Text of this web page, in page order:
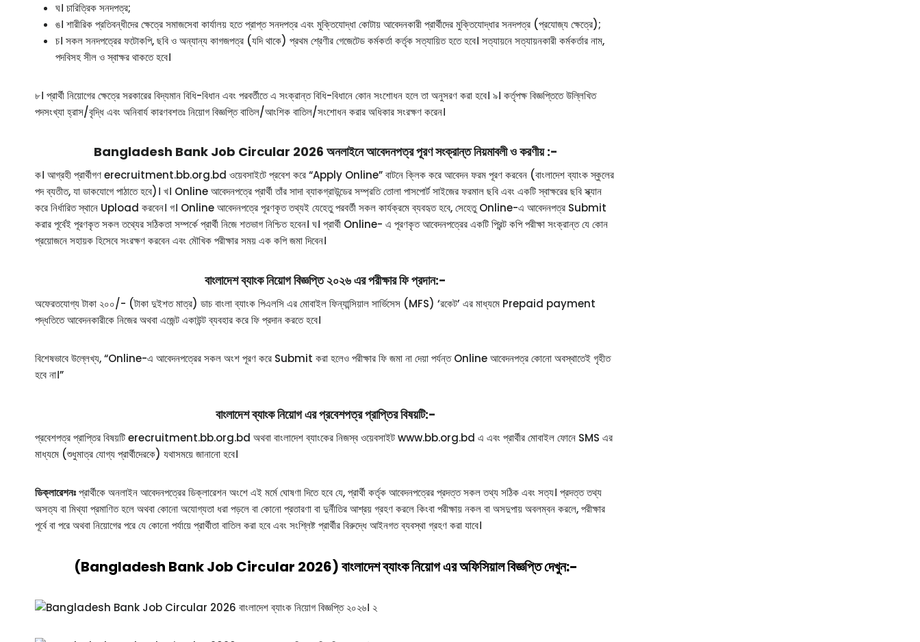
ঘ। চারিত্রিক সনদপত্র;
ঙ। শারীরিক প্রতিবন্ধীদের ক্ষেত্রে সমাজসেবা কার্যালয় হতে প্রাপ্ত সনদপত্র এবং মুক্তিযোদ্ধা কোটায় আবেদনকারী প্রার্থীদের মুক্তিযোদ্ধার সনদপত্র (প্রযোজ্য ক্ষেত্রে);
চ। সকল সনদপত্রের ফটোকপি, ছবি ও অন্যান্য কাগজপত্র (যদি থাকে) প্রথম শ্রেণীর গেজেটেড কর্মকর্তা কর্তৃক সত্যায়িত হতে হবে। সত্যায়নে সত্যায়নকারী কর্মকর্তার নাম,
পদবিসহ সীল ও স্বাক্ষর থাকতে হবে।
৮। প্রার্থী নিয়োগের ক্ষেত্রে সরকারের বিদ্যমান বিধি-বিধান এবং পরবর্তীতে এ সংক্রান্ত বিধি-বিধানে কোন সংশোধন হলে তা অনুসরণ করা হবে। ৯। কর্তৃপক্ষ বিজ্ঞপ্তিতে উল্লিখিত
পদসংখ্যা হ্রাস/বৃদ্ধি এবং অনিবার্য কারণবশতঃ নিয়োগ বিজ্ঞপ্তি বাতিল/আংশিক বাতিল/সংশোধন করার অধিকার সংরক্ষণ করেন।
Bangladesh Bank Job Circular 2026 অনলাইনে আবেদনপত্র পূরণ সংক্রান্ত নিয়মাবলী ও করণীয় :-
ক। আগ্রহী প্রার্থীগণ erecruitment.bb.org.bd ওয়েবসাইটে প্রবেশ করে “Apply Online” বাটনে ক্লিক করে আবেদন ফরম পূরণ করবেন (বাংলাদেশ ব্যাংক স্কুলের
পদ ব্যতীত, যা ডাকযোগে পাঠাতে হবে)। খ। Online আবেদনপত্রে প্রার্থী তাঁর সাদা ব্যাকগ্রাউন্ডের সম্প্রতি তোলা পাসপোর্ট সাইজের ফরমাল ছবি এবং একটি স্বাক্ষরের ছবি স্ক্যান
করে নির্ধারিত স্থানে Upload করবেন। গ। Online আবেদনপত্রে পূরণকৃত তথ্যই যেহেতু পরবর্তী সকল কার্যক্রমে ব্যবহৃত হবে, সেহেতু Online-এ আবেদনপত্র Submit
করার পূর্বেই পূরণকৃত সকল তথ্যের সঠিকতা সম্পর্কে প্রার্থী নিজে শতভাগ নিশ্চিত হবেন। ঘ। প্রার্থী Online- এ পূরণকৃত আবেদনপত্রের একটি প্রিন্ট কপি পরীক্ষা সংক্রান্ত যে কোন
প্রয়োজনে সহায়ক হিসেবে সংরক্ষণ করবেন এবং মৌখিক পরীক্ষার সময় এক কপি জমা দিবেন।
বাংলাদেশ ব্যাংক নিয়োগ বিজ্ঞপ্তি ২০২৬ এর পরীক্ষার ফি প্রদান:-
অফেরতযোগ্য টাকা ২০০/- (টাকা দুইশত মাত্র) ডাচ বাংলা ব্যাংক পিএলসি এর মোবাইল ফিন্যান্সিয়াল সার্ভিসেস (MFS) ‘রকেট’ এর মাধ্যমে Prepaid payment
পদ্ধতিতে আবেদনকারীকে নিজের অথবা এজেন্ট একাউন্ট ব্যবহার করে ফি প্রদান করতে হবে।
বিশেষভাবে উল্লেখ্য, “Online-এ আবেদনপত্রের সকল অংশ পূরণ করে Submit করা হলেও পরীক্ষার ফি জমা না দেয়া পর্যন্ত Online আবেদনপত্র কোনো অবস্থাতেই গৃহীত
হবে না।”
বাংলাদেশ ব্যাংক নিয়োগ এর প্রবেশপত্র প্রাপ্তির বিষয়টি:-
প্রবেশপত্র প্রাপ্তির বিষয়টি erecruitment.bb.org.bd অথবা বাংলাদেশ ব্যাংকের নিজস্ব ওয়েবসাইট www.bb.org.bd এ এবং প্রার্থীর মোবাইল ফোনে SMS এর
মাধ্যমে (শুধুমাত্র যোগ্য প্রার্থীদেরকে) যথাসময়ে জানানো হবে।
ডিক্লারেশনঃপ্রার্থীকে অনলাইন আবেদনপত্রের ডিক্লারেশন অংশে এই মর্মে ঘোষণা দিতে হবে যে, প্রার্থী কর্তৃক আবেদনপত্রের প্রদত্ত সকল তথ্য সঠিক এবং সত্য। প্রদত্ত তথ্য
অসত্য বা মিথ্যা প্রমাণিত হলে অথবা কোনো অযোগ্যতা ধরা পড়লে বা কোনো প্রতারণা বা দুর্নীতির আশ্রয় গ্রহণ করলে কিংবা পরীক্ষায় নকল বা অসদুপায় অবলম্বন করলে, পরীক্ষার
পূর্বে বা পরে অথবা নিয়োগের পরে যে কোনো পর্যায়ে প্রার্থীতা বাতিল করা হবে এবং সংশ্লিষ্ট প্রার্থীর বিরুদ্ধে আইনগত ব্যবস্থা গ্রহণ করা যাবে।
(Bangladesh Bank Job Circular 2026) বাংলাদেশ ব্যাংক নিয়োগ এর অফিসিয়াল বিজ্ঞপ্তি দেখুন:-